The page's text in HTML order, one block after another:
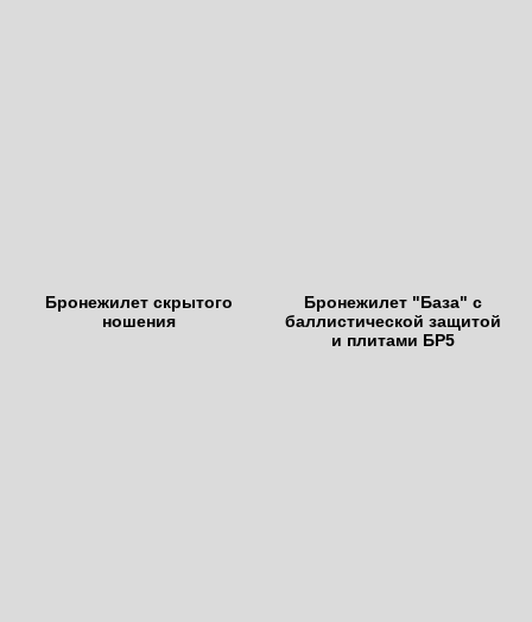
Бронежилет скрытого
ношения
Бронежилет "База" с
баллистической защитой
и плитами БР5